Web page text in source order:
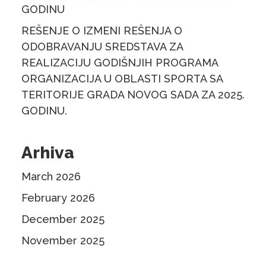
GODINU
REŠENJE O IZMENI REŠENJA O
ODOBRAVANJU SREDSTAVA ZA
REALIZACIJU GODIŠNJIH PROGRAMA
ORGANIZACIJA U OBLASTI SPORTA SA
TERITORIJE GRADA NOVOG SADA ZA 2025.
GODINU.
Arhiva
March 2026
February 2026
December 2025
November 2025